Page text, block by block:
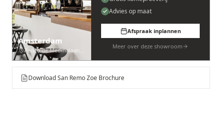
Amsterdam
Pedro de Medinalaan 53
Advies op maat
Afspraak inplannen
Meer over deze showroom
Download San Remo Zoe Brochure